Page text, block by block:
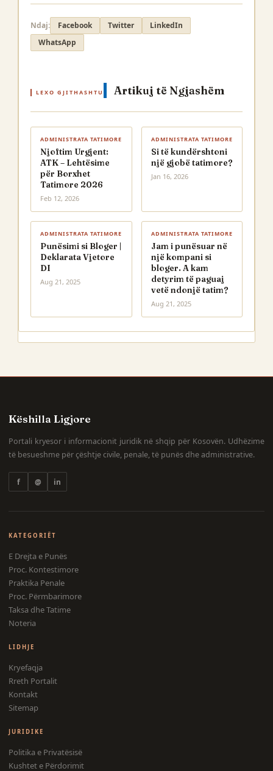
Ndaj: Facebook Twitter
LinkedIn
WhatsApp
LEXO GJITHASHTU Artikuj të Ngjashëm
ADMINISTRATA TATIMORE
Njoftim Urgjent:
ATK – Lehtësime
për Borxhet
Tatimore 2026
Feb 12, 2026
ADMINISTRATA TATIMORE
Si të kundërshtoni
një gjobë tatimore?
Jan 16, 2026
ADMINISTRATA TATIMORE
Punësimi si Bloger |
Deklarata Vjetore
DI
Aug 21, 2025
ADMINISTRATA TATIMORE
Jam i punësuar në
një kompani si
bloger. A kam
detyrim të paguaj
vetë ndonjë tatim?
Aug 21, 2025
Këshilla Ligjore
Portali kryesor i informacionit juridik në shqip për Kosovën. Udhëzime
të besueshme për çështje civile, penale, të punës dhe administrative.
f @ in
KATEGORIËT
E Drejta e Punës
Proc. Kontestimore
Praktika Penale
Proc. Përmbarimore
Taksa dhe Tatime
Noteria
LIDHJE
Kryefaqja
Rreth Portalit
Kontakt
Sitemap
JURIDIKE
Politika e Privatësisë
Kushtet e Përdorimit